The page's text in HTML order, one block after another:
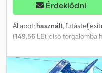
Érdeklődni
Állapot: használt,
(149,56 LE), első forgalomba
, maximális
tengelytáv:3 400 mm, szín:
egyéb,